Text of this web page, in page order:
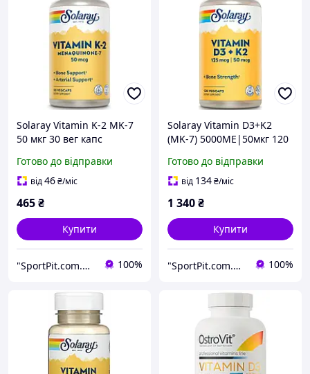
Solaray Vitamin K-2 MK-7
50 мкг 30 вег капс
Готово до відправки
від46₴/міс
465₴
Купити
"SportPit.com.ua"- Интернет-магазин спортивного питания. 100%
Solaray Vitamin D3+K2
(MK-7) 5000ME|50мкг 120
Готово до відправки
від 134₴/міс
1 340₴
Купити
"SportPit.com.ua"- Интернет-магазин спортивного питания. 100%